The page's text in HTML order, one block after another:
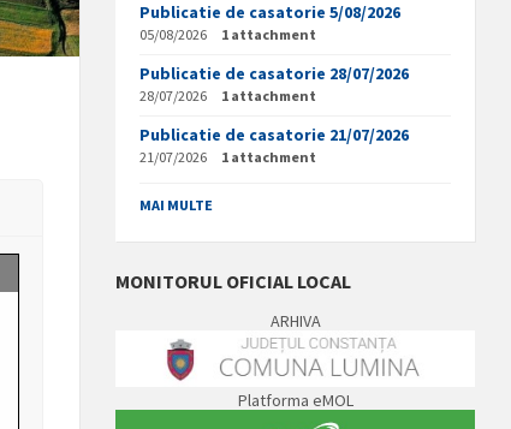
Publicatie de casatorie 5/08/2026
05/08/2026 1 attachment
Publicatie de casatorie 28/07/2026
28/07/2026 1 attachment
Publicatie de casatorie 21/07/2026
21/07/2026 1 attachment
MAI MULTE
MONITORUL OFICIAL LOCAL
ARHIVA
Platforma eMOL